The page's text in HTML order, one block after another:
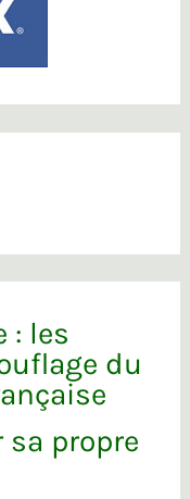
: les
du
propre